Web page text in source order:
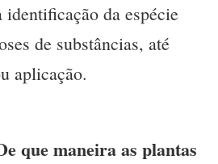
identificação da espécie
de substâncias, até
aplicação.
que maneira as plantas